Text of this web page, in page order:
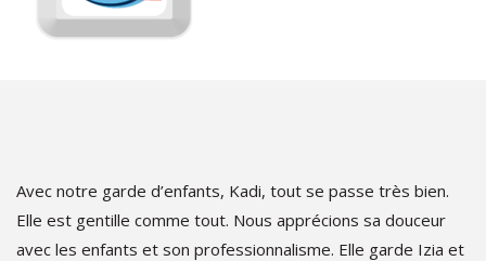
Avec notre garde d’enfants, Kadi, tout se passe très bien.
Elle est gentille comme tout. Nous apprécions sa douceur
avec les enfants et son professionnalisme. Elle garde Izia et